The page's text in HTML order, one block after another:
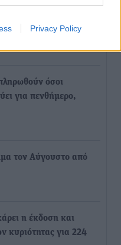
Privacy Policy
όσοι
για πενθήμερο,
τον Αύγουστο από
η έκδοση και
κυριότητας για 224